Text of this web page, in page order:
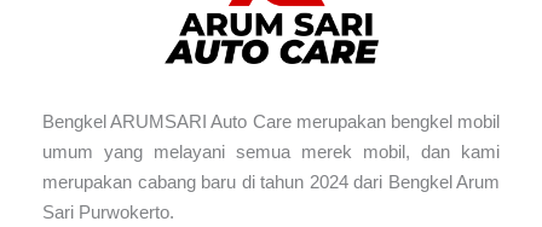
Bengkel ARUMSARI Auto Care merupakan bengkel mobil
umum yang melayani semua merek mobil, dan kami
merupakan cabang baru di tahun 2024 dari Bengkel Arum
Sari Purwokerto.